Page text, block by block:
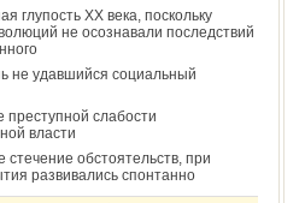
глупость ХХ века, поскольку
не осознавали последствий
не удавшийся социальный
преступной слабости
власти
стечение обстоятельств, при
развивались спонтанно